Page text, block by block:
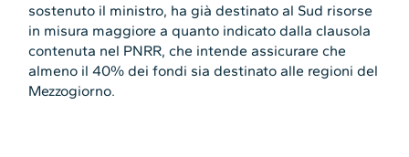
sostenuto il ministro, ha già destinato al Sud risorse
in misura maggiore a quanto indicato dalla clausola
contenuta nel PNRR, che intende assicurare che
almeno il 40% dei fondi sia destinato alle regioni del
Mezzogiorno.